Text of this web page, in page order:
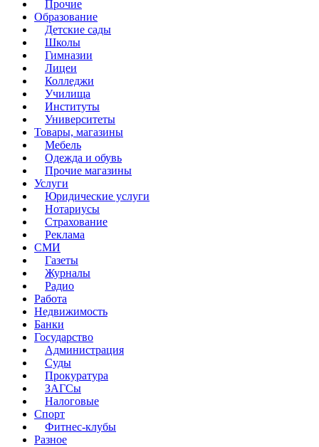
Прочие
Образование
Детские сады
Школы
Гимназии
Лицеи
Колледжи
Училища
Институты
Университеты
Товары, магазины
Мебель
Одежда и обувь
Прочие магазины
Услуги
Юридические услуги
Нотариусы
Страхование
Реклама
СМИ
Газеты
Журналы
Радио
Работа
Недвижимость
Банки
Государство
Администрация
Суды
Прокуратура
ЗАГСы
Налоговые
Спорт
Фитнес-клубы
Разное